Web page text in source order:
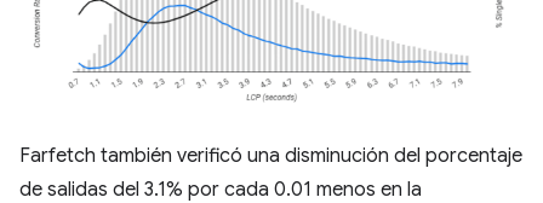
Farfetch también verificó una disminución del porcentaje
de salidas del 3.1% por cada 0.01 menos en la